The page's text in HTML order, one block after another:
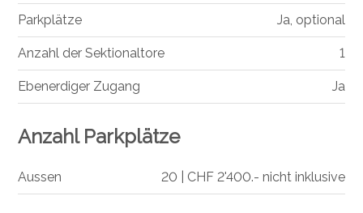
Parkplätze Ja, optional
Anzahl der Sektionaltore 1
Ebenerdiger Zugang Ja
Anzahl Parkplätze
Aussen 20 | CHF 2'400.- nicht inklusive